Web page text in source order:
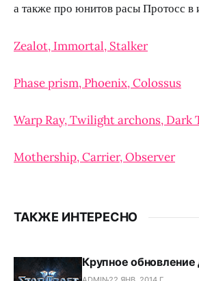
а также про юнитов расы Протосс в
Zealot, Immortal, Stalker
Phase prism, Phoenix, Colossus
Warp Ray, Twilight archons, Dark
Mothership, Carrier, Observer
ТАКЖЕ ИНТЕРЕСНО
Крупное